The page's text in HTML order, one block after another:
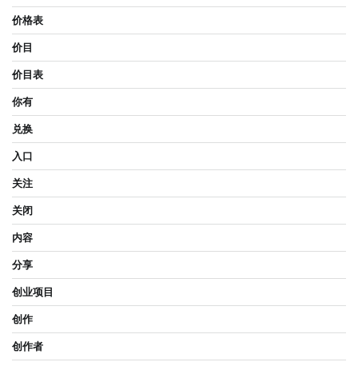
价格表
价目
价目表
你有
兑换
入口
关注
关闭
内容
分享
创业项目
创作
创作者